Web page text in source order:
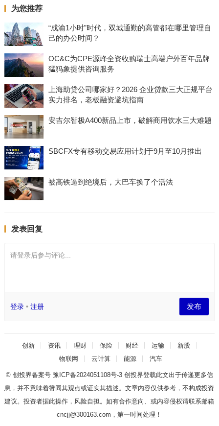
为您推荐
“成渝1小时”时代，双城通勤的高管都在哪里管理自
己的办公时间？
OC&C为CPE源峰全资收购瑞士高端户外百年品牌
猛犸象提供咨询服务
上海助贷公司哪家好？2026 企业贷款三大正规平台
实力排名，老板融资避坑指南
安吉尔智极A400新品上市，破解商用饮水三大难题
SBCFX专有移动交易应用计划于9月至10月推出
被高铁逼到绝境后，大巴车换了个活法
发表回复
请登录后参与评论...
登录• 注册 发布
创新 资讯 理财 保险 财经 运输
新股
物联网
云计算 能源 汽车
© 创投界备案号 豫ICP备2024051108号-3 创投界登载此文出于传递更多信
息，并不意味着赞同其观点或证实其描述。文章内容仅供参考，不构成投资
建议。投资者据此操作，风险自担。如有合作意向、或内容侵权请联系邮箱
cncjj@300163.com，第一时间处理！